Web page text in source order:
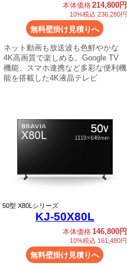
本体価格214,800円
10%税込 236,280円
無料壁掛け見積りへ
ネット動画も放送波も色鮮やかな
4K高画質で楽しめる。Google TV
機能、スマホ連携など多彩な便利機
能を搭載した4K液晶テレビ
50型 X80Lシリーズ
KJ-50X80L
本体価格 146,800円
10%税込 161,480円
無料壁掛け見積りへ